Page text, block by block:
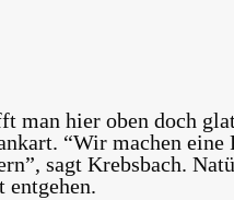
hier oben doch
“Wir machen
sagt Krebsbach.
entgehen.